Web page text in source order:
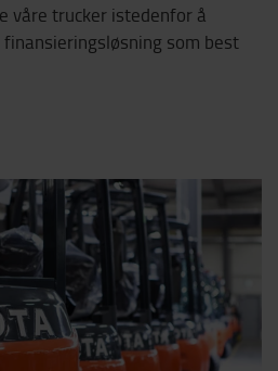
våre trucker istedenfor å
som best